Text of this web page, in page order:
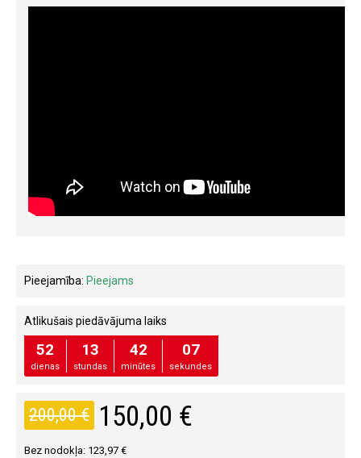
Pieejamība: Pieejams
Atlikušais piedāvājuma laiks
52
dienas
13
stundas
42
minūtes
07
sekundes
200,00 € 150,00 €
Bez nodokļa: 123,97 €